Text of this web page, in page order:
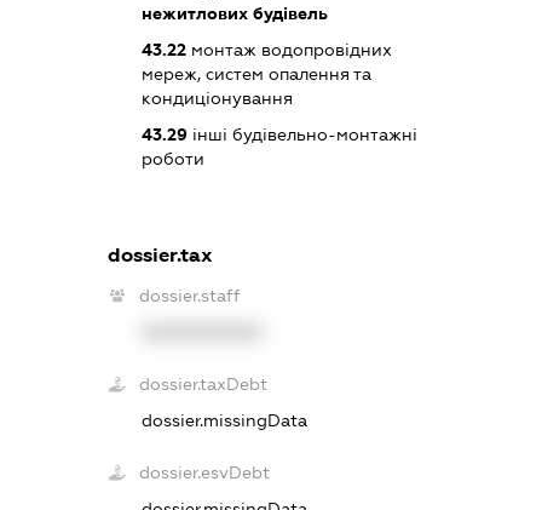
нежитлових будівель
43.22монтаж водопровідних
мереж, систем опалення та
кондиціонування
43.29інші будівельно-монтажні
роботи
dossier.tax
dossier.staff
dossier.taxDebt
dossier.missingData
dossier.esvDebt